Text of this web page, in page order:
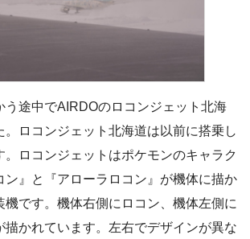
う途中でAIRDOのロコンジェット北海
。ロコンジェット北海道は以前に搭乗し
。ロコンジェットはポケモンのキャラク
ン』と『アローラロコン』が機体に描か
機です。機体右側にロコン、機体左側に
描かれています。左右でデザインが異な